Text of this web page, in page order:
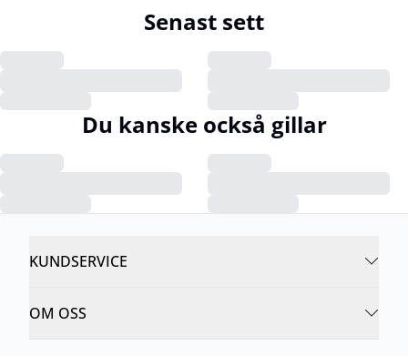
Senast sett
Du kanske också gillar
KUNDSERVICE
OM OSS